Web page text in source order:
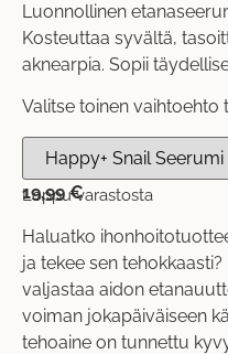
Luonnollinen
Kosteuttaa syvältä,
aknearpia. Sopii
Valitse toinen vaihtoehto
19,99€
Loppu varastosta
Haluatko
ja tekee sen
valjastaa aidon
voiman jokapäiväiseen
tehoaine on tunnettu